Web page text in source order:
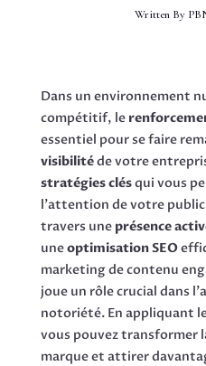
Written By
Dans un environnement
compétitif, le
essentiel pour se faire
visibilitéde votre
stratégies clésqui vous
l’attention de votre public
travers une présence
uneoptimisation SEO
marketing de contenu
joue un rôle crucial dans
notoriété. En appliquant
vous pouvez transformer
marque et attirer